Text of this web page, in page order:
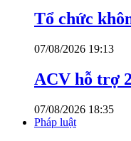
Tổ chức
07/08/2026 19:13
ACV hỗ trợ
07/08/2026 18:35
Pháp luật